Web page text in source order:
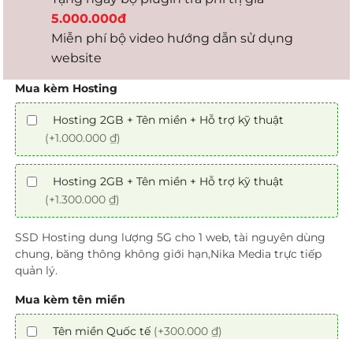
5.000.000đ
Miễn phí bộ video hướng dẫn sử dụng
website
Mua kèm Hosting
Hosting 2GB + Tên miền + Hỗ trợ kỹ thuật
(+1.000.000 ₫)
Hosting 2GB + Tên miền + Hỗ trợ kỹ thuật
(+1.300.000 ₫)
SSD Hosting dung lượng 5G cho 1 web, tài nguyên dùng
chung, băng thông không giới hạn,Nika Media trực tiếp
quản lý.
Mua kèm tên miền
Tên miền Quốc tế (+300.000 ₫)